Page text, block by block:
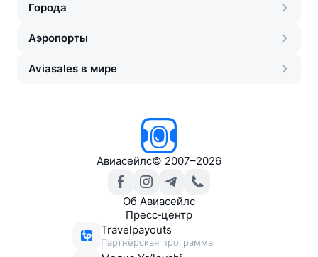
Города
Аэропорты
Aviasales в мире
Авиасейлс© 2007–2026
Об Авиасейлс
Пресс‑центр
Travelpayouts
Партнёрская программа